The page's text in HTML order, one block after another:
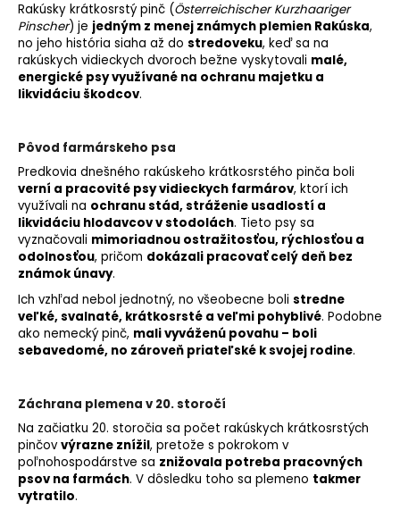
Rakúsky krátkosrstý pinč (Österreichischer Kurzhaariger
Pinscher) je jedným z menej známych plemien Rakúska,
no jeho história siaha až do stredoveku, keď sa na
rakúskych vidieckych dvoroch bežne vyskytovali malé,
energické psy využívané na ochranu majetku a
likvidáciu škodcov.
Pôvod farmárskeho psa
Predkovia dnešného rakúskeho krátkosrstého pinča boli
verní a pracovité psy vidieckych farmárov, ktorí ich
využívali na ochranu stád, stráženie usadlostí a
likvidáciu hlodavcov v stodolách. Tieto psy sa
vyznačovali mimoriadnou ostražitosťou, rýchlosťou a
odolnosťou, pričom dokázali pracovať celý deň bez
známok únavy.
Ich vzhľad nebol jednotný, no všeobecne boli stredne
veľké, svalnaté, krátkosrsté a veľmi pohyblivé. Podobne
ako nemecký pinč, mali vyváženú povahu – boli
sebavedomé, no zároveň priateľské k svojej rodine.
Záchrana plemena v 20. storočí
Na začiatku 20. storočia sa počet rakúskych krátkosrstých
pinčovvýrazne znížil, pretože s pokrokom v
poľnohospodárstve sa znižovala potreba pracovných
psov na farmách. V dôsledku toho sa plemeno takmer
vytratilo.